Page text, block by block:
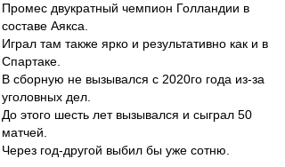
Промес двукратный чемпион Голландии в
составе Аякса.
Играл там также ярко и результативно как и в
Спартаке.
В сборную не вызывался с 2020го года из-за
уголовных дел.
До этого шесть лет вызывался и сыграл 50
матчей.
Через год-другой выбил бы уже сотню.